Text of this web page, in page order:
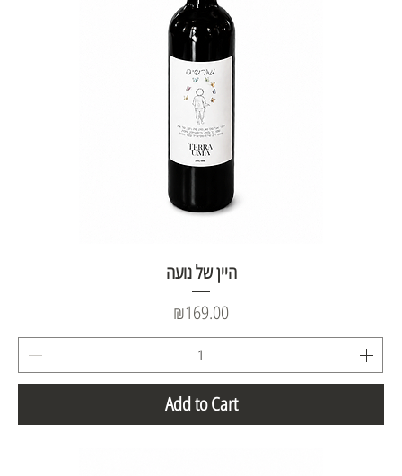
היין של נועה
Price
₪169.00
Add to Cart